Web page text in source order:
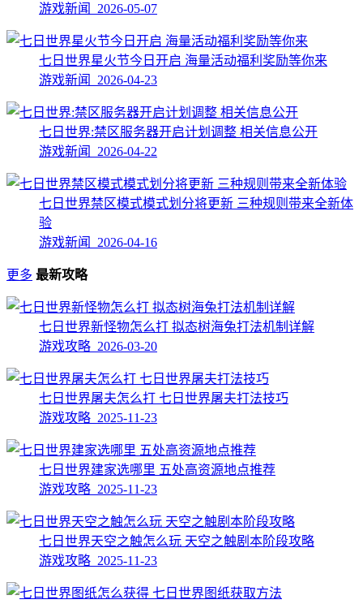
游戏新闻 2026-05-07
七日世界星火节今日开启 海量活动福利奖励等你来
游戏新闻 2026-04-23
七日世界:禁区服务器开启计划调整 相关信息公开
游戏新闻 2026-04-22
七日世界禁区模式模式划分将更新 三种规则带来全新体
验
游戏新闻 2026-04-16
更多 最新攻略
七日世界新怪物怎么打 拟态树海兔打法机制详解
游戏攻略 2026-03-20
七日世界屠夫怎么打 七日世界屠夫打法技巧
游戏攻略 2025-11-23
七日世界建家选哪里 五处高资源地点推荐
游戏攻略 2025-11-23
七日世界天空之触怎么玩 天空之触剧本阶段攻略
游戏攻略 2025-11-23